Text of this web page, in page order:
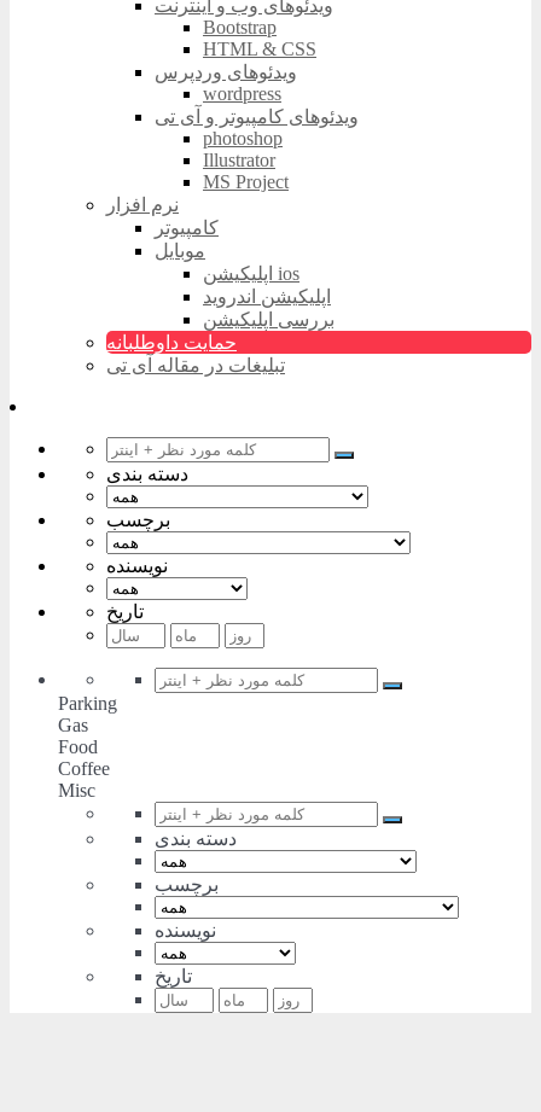
ویدئوهای وب و اینترنت
Bootstrap
HTML & CSS
ویدئوهای وردپرس
wordpress
ویدئوهای کامپیوتر و آی تی
photoshop
Illustrator
MS Project
نرم افزار
کامپیوتر
موبایل
اپلیکیشن ios
اپلیکیشن اندروید
بررسی اپلیکیشن
حمایت داوطلبانه
تبلیغات در مقاله آی تی
دسته بندی
برچسب
نویسنده
تاریخ
Parking
Gas
Food
Coffee
Misc
دسته بندی
برچسب
نویسنده
تاریخ